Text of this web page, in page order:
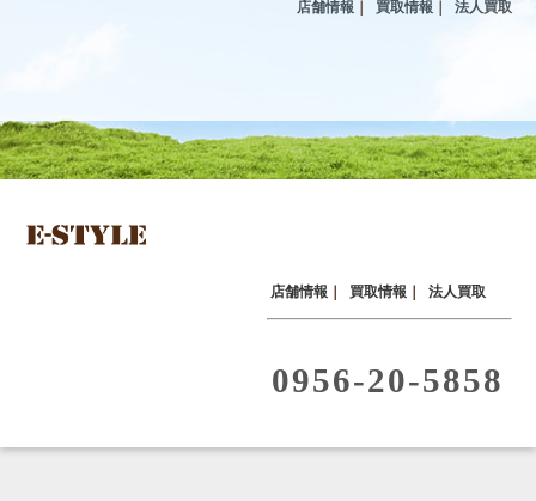
店舗情報 買取情報 法人買取
0956-20-5858
店舗情報 買取情報 法人買取